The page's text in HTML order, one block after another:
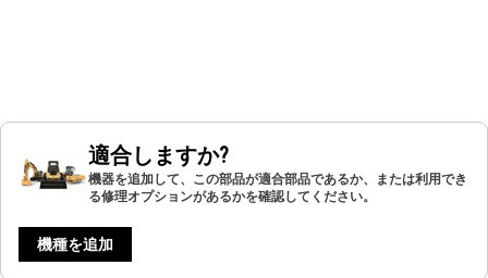
適合しますか?
機器を追加して、この部品が適合部品であるか、または利用でき
る修理オプションがあるかを確認してください。
機種を追加